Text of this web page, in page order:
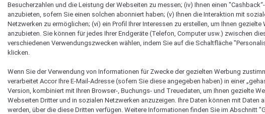
Besucherzahlen und die Leistung der Webseiten zu messen; (iv) Ihnen einen
anzubieten, sofern Sie einen solchen abonniert haben; (v) Ihnen die Interaktion mit
Netzwerken zu ermöglichen; (vi) ein Profil Ihrer Interessen zu erstellen, um Ihnen gezielte
anzubieten. Sie können für jedes Ihrer Endgeräte (Telefon, Computer usw.) zwischen
verschiedenen Verwendungszwecken wählen, indem Sie auf die Schaltfläche
klicken.
Wenn Sie der Verwendung von Informationen für Zwecke der gezielten Werbung
verarbeitet Accor Ihre E-Mail-Adresse (sofern Sie diese angegeben haben) in einer
Version, kombiniert mit Ihren Browser-, Buchungs- und Treuedaten, um Ihnen gezielte
Webseiten Dritter und in sozialen Netzwerken anzuzeigen. Ihre Daten können mit Daten
werden, über die diese Dritten verfügen. Weitere Informationen finden Sie im Abschnitt